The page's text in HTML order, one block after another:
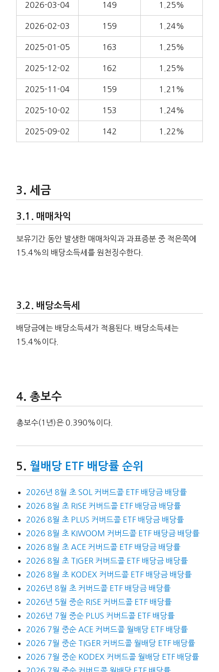
2026-03-04 149 1.25%
2026-02-03 159 1.24%
2025-01-05 163 1.25%
2025-12-02 162 1.25%
2025-11-04 159 1.21%
2025-10-02 153 1.24%
2025-09-02 142 1.22%
세금
매매차익
보유기간 동안 발생한 매매차익과 과표증분 중 적은쪽에
15.4%의 배당소득세를 원천징수한다.
배당소득세
배당금에는 배당소득세가 적용된다. 배당소득세는
15.4%이다.
총보수
총보수(1년)은 0.390%이다.
월배당 ETF 배당률 순위
2026년 8월 초 SOL 커버드콜 ETF 배당금 배당률
2026 8월 초 RISE 커버드콜 ETF 배당금 배당률
2026 8월 초 PLUS 커버드콜 ETF 배당금 배당률
2026 8월 초 KIWOOM 커버드콜 ETF 배당금 배당률
2026 8월 초 ACE 커버드콜 ETF 배당금 배당률
2026 8월 초 TIGER 커버드콜 ETF 배당금 배당률
2026 8월 초 KODEX 커버드콜 ETF 배당금 배당률
2026년 8월 초 커버드콜 ETF 배당금 배당률
2026년 5월 중순 RISE 커버드콜 ETF 배당률
2026년 7월 중순 PLUS 커버드콜 ETF 배당률
2026 7월 중순 ACE 커버드콜 월배당 ETF 배당률
2026 7월 중순 TIGER 커버드콜 월배당 ETF 배당률
2026 7월 중순 KODEX 커버드콜 월배당 ETF 배당률
2026 7월 중순 커버드콜 월배당 ETF 배당률